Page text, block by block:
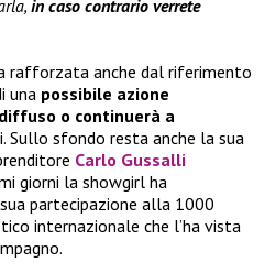
in caso contrario verrete
rafforzata anche dal riferimento
una possibile azione
o continuerà a
Sullo sfondo resta anche la sua
Carlo Gussalli
giorni la showgirl ha
partecipazione alla 1000
internazionale che l’ha vista